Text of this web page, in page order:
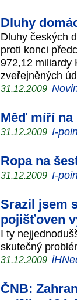
Dluhy
Dluhy českých
proti konci
972,12 miliardy
zveřejněných
31.12.2009
Měď míří na
31.12.2009 I-
Ropa na
31.12.2009 I-
Srazil jsem
pojišťoven
I ty
skutečný
31.12.2009
ČNB: